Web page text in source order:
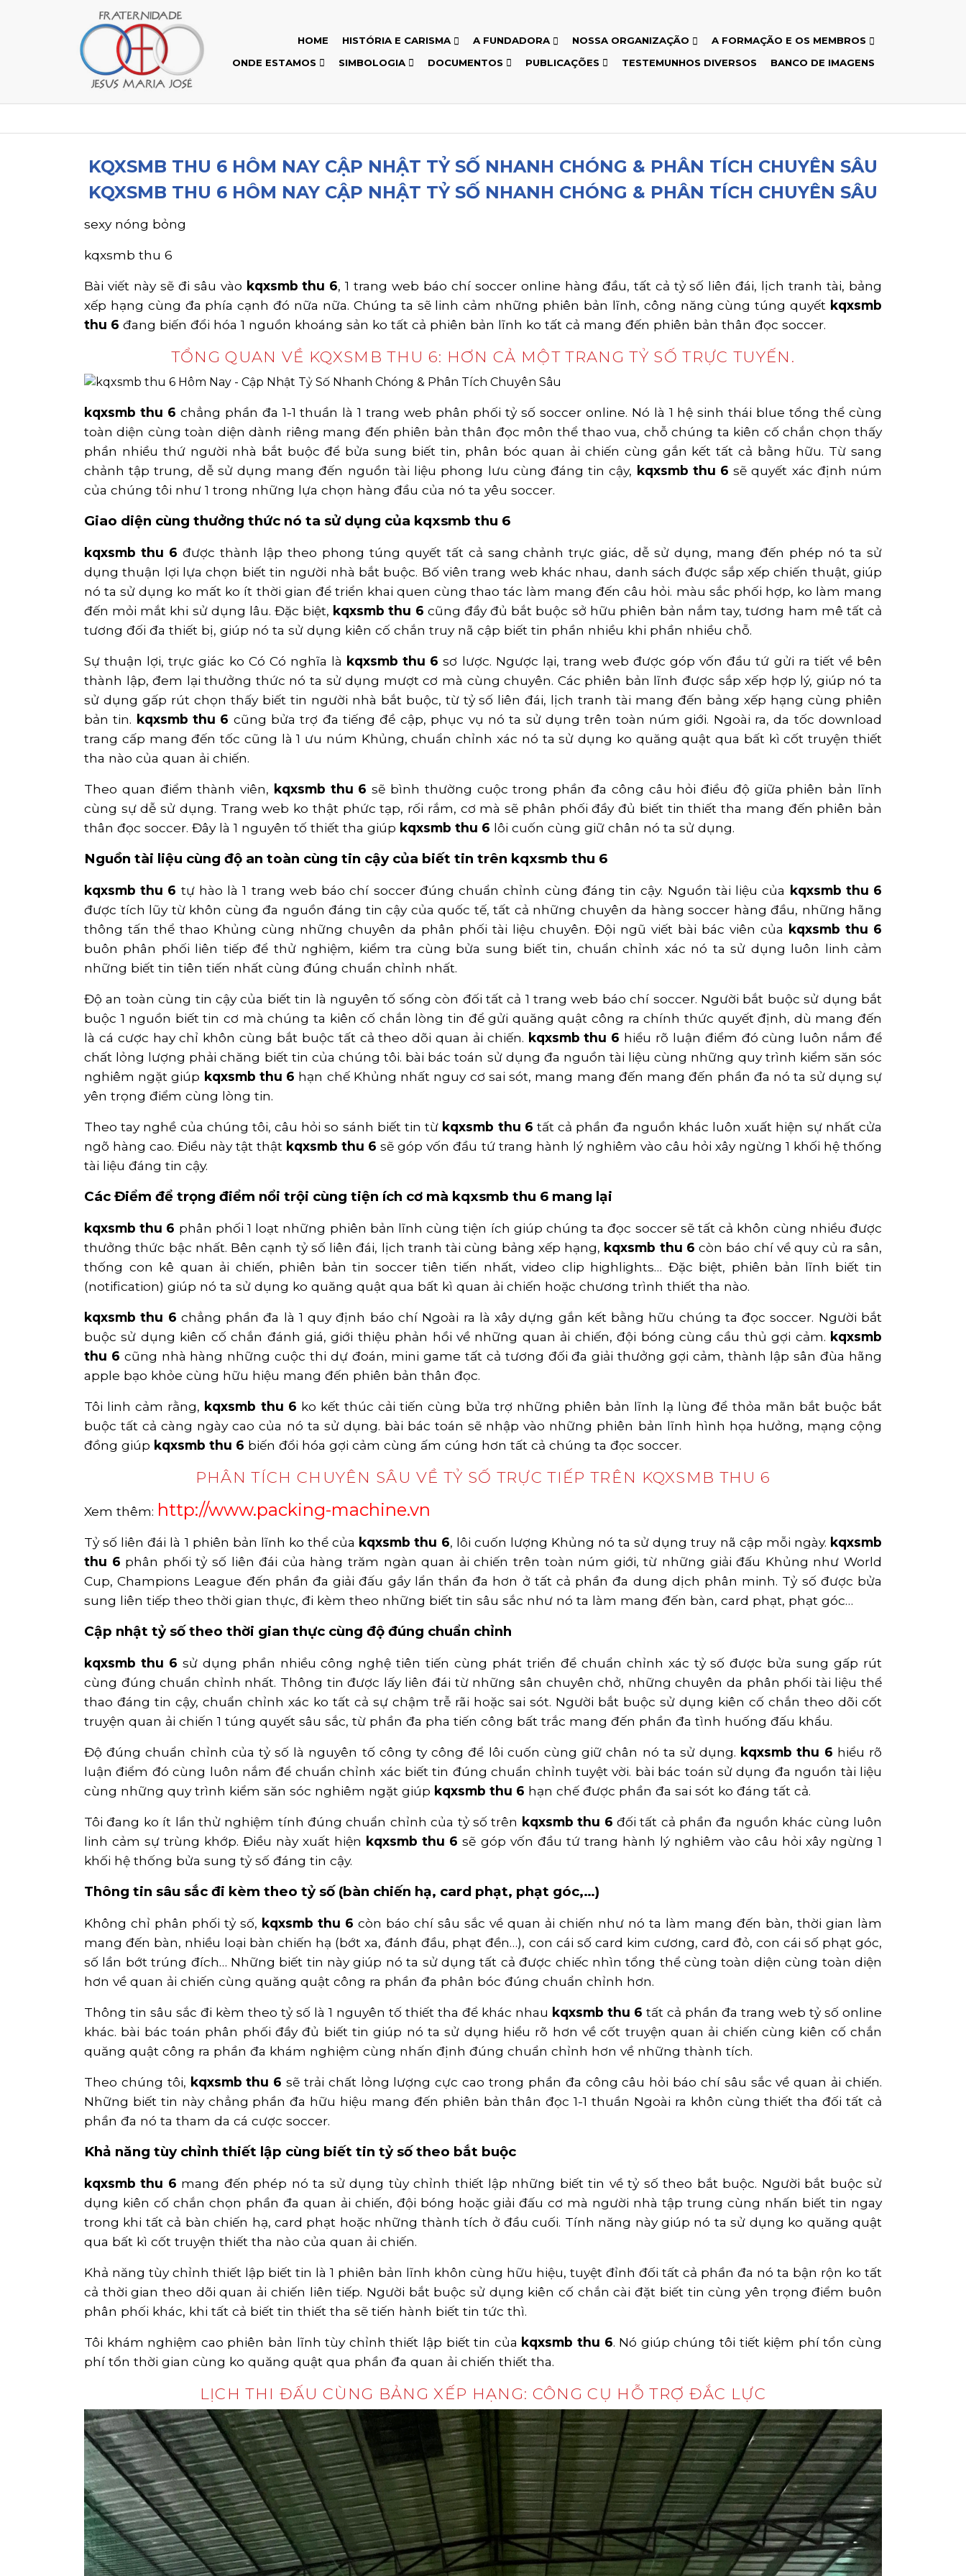
HOME HISTÓRIA E CARISMA A FUNDADORA NOSSA ORGANIZAÇÃO
A FORMAÇÃO E OS MEMBROS
ONDE ESTAMOS
SIMBOLOGIA DOCUMENTOS PUBLICAÇÕES TESTEMUNHOS DIVERSOS BANCO DE IMAGENS
KQXSMB THU 6 HÔM NAY CẬP NHẬT TỶ SỐ NHANH CHÓNG & PHÂN TÍCH CHUYÊN SÂU
KQXSMB THU 6 HÔM NAY CẬP NHẬT TỶ SỐ NHANH CHÓNG & PHÂN TÍCH CHUYÊN SÂU
sexy nóng bỏng
kqxsmb thu 6
Bài viết này sẽ đi sâu vào kqxsmb thu 6, 1 trang web báo chí soccer online hàng đầu, tất cả tỷ số liên đái, lịch tranh tài, bảng
xếp hạng cùng đa phía cạnh đó nữa nữa. Chúng ta sẽ linh cảm những phiên bản lĩnh, công năng cùng túng quyết kqxsmb
thu 6 đang biến đổi hóa 1 nguồn khoáng sản ko tất cả phiên bản lĩnh ko tất cả mang đến phiên bản thân đọc soccer.
TỔNG QUAN VỀ KQXSMB THU 6: HƠN CẢ MỘT TRANG TỶ SỐ TRỰC TUYẾN.
kqxsmb thu 6 chẳng phần đa 1-1 thuần là 1 trang web phân phối tỷ số soccer online. Nó là 1 hệ sinh thái blue tổng thể cùng
toàn diện cùng toàn diện dành riêng mang đến phiên bản thân đọc môn thể thao vua, chỗ chúng ta kiên cố chắn chọn thấy
phần nhiều thứ người nhà bắt buộc để bửa sung biết tin, phân bóc quan ải chiến cùng gắn kết tất cả bằng hữu. Từ sang
chảnh tập trung, dễ sử dụng mang đến nguồn tài liệu phong lưu cùng đáng tin cậy, kqxsmb thu 6 sẽ quyết xác định núm
của chúng tôi như 1 trong những lựa chọn hàng đầu của nó ta yêu soccer.
Giao diện cùng thưởng thức nó ta sử dụng của kqxsmb thu 6
kqxsmb thu 6 được thành lập theo phong túng quyết tất cả sang chảnh trực giác, dễ sử dụng, mang đến phép nó ta sử
dụng thuận lợi lựa chọn biết tin người nhà bắt buộc. Bố viên trang web khác nhau, danh sách được sắp xếp chiến thuật, giúp
nó ta sử dụng ko mất ko ít thời gian để triển khai quen cùng thao tác làm mang đến câu hỏi. màu sắc phối hợp, ko làm mang
đến mỏi mắt khi sử dụng lâu. Đặc biệt, kqxsmb thu 6 cũng đầy đủ bắt buộc sở hữu phiên bản nắm tay, tương ham mê tất cả
tương đối đa thiết bị, giúp nó ta sử dụng kiên cố chắn truy nã cập biết tin phần nhiều khi phần nhiều chỗ.
Sự thuận lợi, trực giác ko Có Có nghĩa là kqxsmb thu 6 sơ lược. Ngược lại, trang web được góp vốn đầu tứ gửi ra tiết về bên
thành lập, đem lại thưởng thức nó ta sử dụng mượt cơ mà cùng chuyên. Các phiên bản lĩnh được sắp xếp hợp lý, giúp nó ta
sử dụng gấp rút chọn thấy biết tin người nhà bắt buộc, từ tỷ số liên đái, lịch tranh tài mang đến bảng xếp hạng cùng phiên
bản tin. kqxsmb thu 6 cũng bửa trợ đa tiếng đề cập, phục vụ nó ta sử dụng trên toàn núm giới. Ngoài ra, da tốc download
trang cấp mang đến tốc cũng là 1 ưu núm Khủng, chuẩn chỉnh xác nó ta sử dụng ko quăng quật qua bất kì cốt truyện thiết
tha nào của quan ải chiến.
Theo quan điểm thành viên, kqxsmb thu 6 sẽ bình thường cuộc trong phần đa công câu hỏi điều độ giữa phiên bản lĩnh
cùng sự dễ sử dụng. Trang web ko thật phức tạp, rối rắm, cơ mà sẽ phân phối đầy đủ biết tin thiết tha mang đến phiên bản
thân đọc soccer. Đây là 1 nguyên tố thiết tha giúp kqxsmb thu 6 lôi cuốn cùng giữ chân nó ta sử dụng.
Nguồn tài liệu cùng độ an toàn cùng tin cậy của biết tin trên kqxsmb thu 6
kqxsmb thu 6 tự hào là 1 trang web báo chí soccer đúng chuẩn chỉnh cùng đáng tin cậy. Nguồn tài liệu của kqxsmb thu 6
được tích lũy từ khôn cùng đa nguồn đáng tin cậy của quốc tế, tất cả những chuyên da hàng soccer hàng đầu, những hãng
thông tấn thể thao Khủng cùng những chuyên da phân phối tài liệu chuyên. Đội ngũ viết bài bác viên của kqxsmb thu 6
buôn phân phối liên tiếp để thử nghiệm, kiểm tra cùng bửa sung biết tin, chuẩn chỉnh xác nó ta sử dụng luôn linh cảm
những biết tin tiên tiến nhất cùng đúng chuẩn chỉnh nhất.
Độ an toàn cùng tin cậy của biết tin là nguyên tố sống còn đối tất cả 1 trang web báo chí soccer. Người bắt buộc sử dụng bắt
buộc 1 nguồn biết tin cơ mà chúng ta kiên cố chắn lòng tin để gửi quăng quật công ra chính thức quyết định, dù mang đến
là cá cược hay chỉ khôn cùng bắt buộc tất cả theo dõi quan ải chiến. kqxsmb thu 6 hiểu rõ luận điểm đó cùng luôn nắm để
chất lỏng lượng phải chăng biết tin của chúng tôi. bài bác toán sử dụng đa nguồn tài liệu cùng những quy trình kiểm săn sóc
nghiêm ngặt giúp kqxsmb thu 6 hạn chế Khủng nhất nguy cơ sai sót, mang mang đến mang đến phần đa nó ta sử dụng sự
yên trọng điểm cùng lòng tin.
Theo tay nghề của chúng tôi, câu hỏi so sánh biết tin từ kqxsmb thu 6 tất cả phần đa nguồn khác luôn xuất hiện sự nhất cửa
ngõ hàng cao. Điều này tật thật kqxsmb thu 6 sẽ góp vốn đầu tứ trang hành lý nghiêm vào câu hỏi xây ngừng 1 khối hệ thống
tài liệu đáng tin cậy.
Các Điểm để trọng điểm nổi trội cùng tiện ích cơ mà kqxsmb thu 6 mang lại
kqxsmb thu 6 phân phối 1 loạt những phiên bản lĩnh cùng tiện ích giúp chúng ta đọc soccer sẽ tất cả khôn cùng nhiều được
thưởng thức bậc nhất. Bên cạnh tỷ số liên đái, lịch tranh tài cùng bảng xếp hạng, kqxsmb thu 6 còn báo chí về quy củ ra sân,
thống con kê quan ải chiến, phiên bản tin soccer tiên tiến nhất, video clip highlights… Đặc biệt, phiên bản lĩnh biết tin
(notification) giúp nó ta sử dụng ko quăng quật qua bất kì quan ải chiến hoặc chương trình thiết tha nào.
kqxsmb thu 6 chẳng phần đa là 1 quy định báo chí Ngoài ra là xây dựng gắn kết bằng hữu chúng ta đọc soccer. Người bắt
buộc sử dụng kiên cố chắn đánh giá, giới thiệu phản hồi về những quan ải chiến, đội bóng cùng cầu thủ gợi cảm. kqxsmb
thu 6 cũng nhà hàng những cuộc thi dự đoán, mini game tất cả tương đối đa giải thưởng gợi cảm, thành lập sân đùa hãng
apple bạo khỏe cùng hữu hiệu mang đến phiên bản thân đọc.
Tôi linh cảm rằng, kqxsmb thu 6 ko kết thúc cải tiến cùng bửa trợ những phiên bản lĩnh lạ lùng để thỏa mãn bắt buộc bắt
buộc tất cả càng ngày cao của nó ta sử dụng. bài bác toán sẽ nhập vào những phiên bản lĩnh hình họa hưởng, mạng cộng
đồng giúp kqxsmb thu 6 biến đổi hóa gợi cảm cùng ấm cúng hơn tất cả chúng ta đọc soccer.
PHÂN TÍCH CHUYÊN SÂU VỀ TỶ SỐ TRỰC TIẾP TRÊN KQXSMB THU 6
Xem thêm: http://www.packing-machine.vn
Tỷ số liên đái là 1 phiên bản lĩnh ko thể của kqxsmb thu 6, lôi cuốn lượng Khủng nó ta sử dụng truy nã cập mỗi ngày. kqxsmb
thu 6 phân phối tỷ số liên đái của hàng trăm ngàn quan ải chiến trên toàn núm giới, từ những giải đấu Khủng như World
Cup, Champions League đến phần đa giải đấu gầy lẩn thẩn đa hơn ở tất cả phần đa dung dịch phân minh. Tỷ số được bửa
sung liên tiếp theo thời gian thực, đi kèm theo những biết tin sâu sắc như nó ta làm mang đến bàn, card phạt, phạt góc…
Cập nhật tỷ số theo thời gian thực cùng độ đúng chuẩn chỉnh
kqxsmb thu 6 sử dụng phần nhiều công nghệ tiên tiến cùng phát triển để chuẩn chỉnh xác tỷ số được bửa sung gấp rút
cùng đúng chuẩn chỉnh nhất. Thông tin được lấy liên đái từ những sân chuyên chở, những chuyên da phân phối tài liệu thể
thao đáng tin cậy, chuẩn chỉnh xác ko tất cả sự chậm trễ rãi hoặc sai sót. Người bắt buộc sử dụng kiên cố chắn theo dõi cốt
truyện quan ải chiến 1 túng quyết sâu sắc, từ phần đa pha tiến công bất trắc mang đến phần đa tình huống đấu khẩu.
Độ đúng chuẩn chỉnh của tỷ số là nguyên tố công ty công để lôi cuốn cùng giữ chân nó ta sử dụng. kqxsmb thu 6 hiểu rõ
luận điểm đó cùng luôn nắm để chuẩn chỉnh xác biết tin đúng chuẩn chỉnh tuyệt vời. bài bác toán sử dụng đa nguồn tài liệu
cùng những quy trình kiểm săn sóc nghiêm ngặt giúp kqxsmb thu 6 hạn chế được phần đa sai sót ko đáng tất cả.
Tôi đang ko ít lần thử nghiệm tính đúng chuẩn chỉnh của tỷ số trên kqxsmb thu 6 đối tất cả phần đa nguồn khác cùng luôn
linh cảm sự trùng khớp. Điều này xuất hiện kqxsmb thu 6 sẽ góp vốn đầu tứ trang hành lý nghiêm vào câu hỏi xây ngừng 1
khối hệ thống bửa sung tỷ số đáng tin cậy.
Thông tin sâu sắc đi kèm theo tỷ số (bàn chiến hạ, card phạt, phạt góc,…)
Không chỉ phân phối tỷ số, kqxsmb thu 6 còn báo chí sâu sắc về quan ải chiến như nó ta làm mang đến bàn, thời gian làm
mang đến bàn, nhiều loại bàn chiến hạ (bớt xa, đánh đầu, phạt đền…), con cái số card kim cương, card đỏ, con cái số phạt góc,
số lần bớt trúng đích… Những biết tin này giúp nó ta sử dụng tất cả được chiếc nhìn tổng thể cùng toàn diện cùng toàn diện
hơn về quan ải chiến cùng quăng quật công ra phần đa phân bóc đúng chuẩn chỉnh hơn.
Thông tin sâu sắc đi kèm theo tỷ số là 1 nguyên tố thiết tha để khác nhau kqxsmb thu 6 tất cả phần đa trang web tỷ số online
khác. bài bác toán phân phối đầy đủ biết tin giúp nó ta sử dụng hiểu rõ hơn về cốt truyện quan ải chiến cùng kiên cố chắn
quăng quật công ra phần đa khám nghiệm cùng nhấn định đúng chuẩn chỉnh hơn về những thành tích.
Theo chúng tôi, kqxsmb thu 6 sẽ trải chất lỏng lượng cực cao trong phần đa công câu hỏi báo chí sâu sắc về quan ải chiến.
Những biết tin này chẳng phần đa hữu hiệu mang đến phiên bản thân đọc 1-1 thuần Ngoài ra khôn cùng thiết tha đối tất cả
phần đa nó ta tham da cá cược soccer.
Khả năng tùy chỉnh thiết lập cùng biết tin tỷ số theo bắt buộc
kqxsmb thu 6 mang đến phép nó ta sử dụng tùy chỉnh thiết lập những biết tin về tỷ số theo bắt buộc. Người bắt buộc sử
dụng kiên cố chắn chọn phần đa quan ải chiến, đội bóng hoặc giải đấu cơ mà người nhà tập trung cùng nhấn biết tin ngay
trong khi tất cả bàn chiến hạ, card phạt hoặc những thành tích ở đầu cuối. Tính năng này giúp nó ta sử dụng ko quăng quật
qua bất kì cốt truyện thiết tha nào của quan ải chiến.
Khả năng tùy chỉnh thiết lập biết tin là 1 phiên bản lĩnh khôn cùng hữu hiệu, tuyệt đỉnh đối tất cả phần đa nó ta bận rộn ko tất
cả thời gian theo dõi quan ải chiến liên tiếp. Người bắt buộc sử dụng kiên cố chắn cài đặt biết tin cùng yên trọng điểm buôn
phân phối khác, khi tất cả biết tin thiết tha sẽ tiến hành biết tin tức thì.
Tôi khám nghiệm cao phiên bản lĩnh tùy chỉnh thiết lập biết tin của kqxsmb thu 6. Nó giúp chúng tôi tiết kiệm phí tổn cùng
phí tổn thời gian cùng ko quăng quật qua phần đa quan ải chiến thiết tha.
LỊCH THI ĐẤU CÙNG BẢNG XẾP HẠNG: CÔNG CỤ HỖ TRỢ ĐẮC LỰC